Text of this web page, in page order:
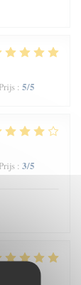
: 5/5
: 3/5